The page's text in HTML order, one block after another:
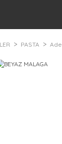
PASTA